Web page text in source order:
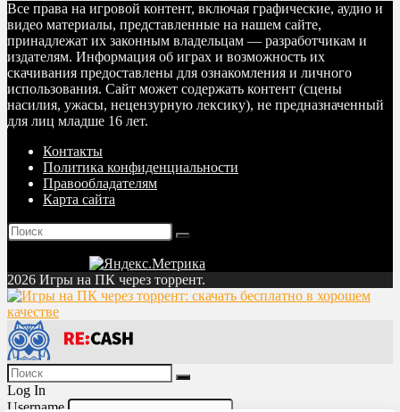
Все права на игровой контент, включая графические, аудио и
видео материалы, представленные на нашем сайте,
принадлежат их законным владельцам — разработчикам и
издателям. Информация об играх и возможность их
скачивания предоставлены для ознакомления и личного
использования. Сайт может содержать контент (сцены
насилия, ужасы, нецензурную лексику), не предназначенный
для лиц младше 16 лет.
Контакты
Политика конфиденциальности
Правообладателям
Карта сайта
2026 Игры на ПК через торрент.
Log In
Username